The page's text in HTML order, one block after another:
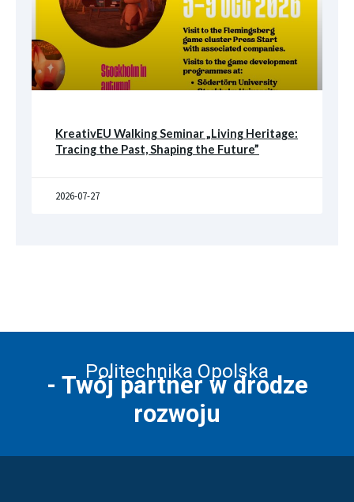
KreativEU Walking Seminar „Living Heritage:
Tracing the Past, Shaping the Future”
2026-07-27
Politechnika Opolska
- Twój partner w drodze
rozwoju